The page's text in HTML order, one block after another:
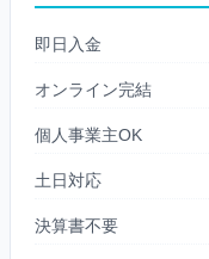
即日入金
オンライン完結
個人事業主OK
土日対応
決算書不要